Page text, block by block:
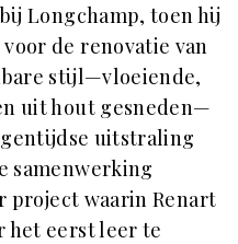
Longchamp, toen hij
de renovatie van
stijl—vloeiende,
uit hout gesneden—
uitstraling
samenwerking
waarin Renart
het eerst leer te